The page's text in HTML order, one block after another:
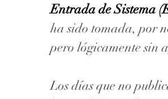
Entrada de Sistema
ha sido tomada, por
pero lógicamente sin
Los días que no